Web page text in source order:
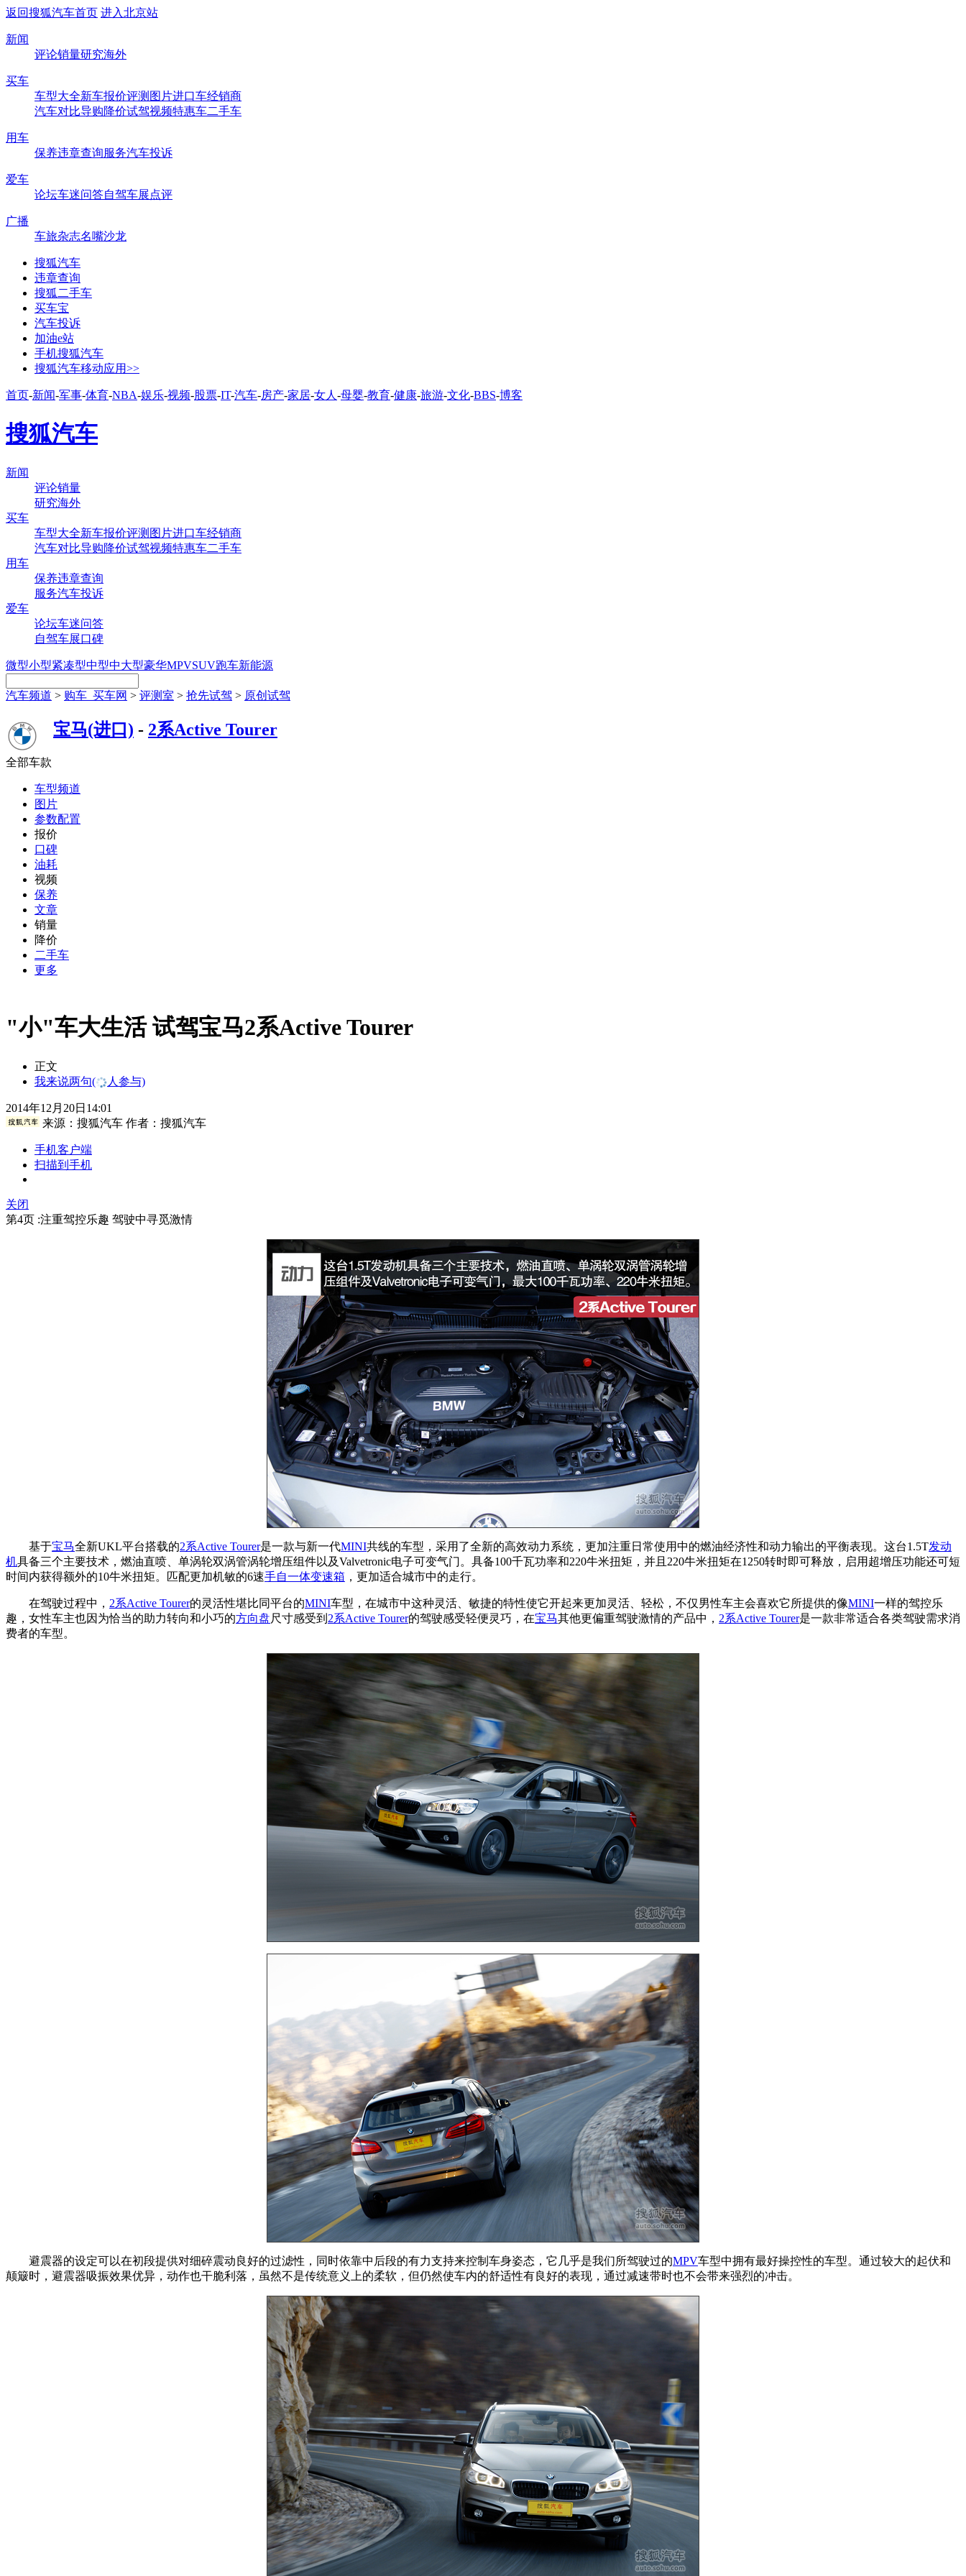
返回搜狐汽车首页 进入北京站
新闻
评论销量研究海外
买车
车型大全新车报价评测 图片进口车经销商
汽车对比导购降价试驾视频特惠车二手车
用车
保养违章查询服务汽车投诉
爱车
论坛车迷问答自驾车展点评
广播
车旅杂志名嘴沙龙
搜狐汽车
违章查询
搜狐二手车
买车宝
汽车投诉
加油e站
手机搜狐汽车
搜狐汽车移动应用>>
首页-新闻-军事-体育-NBA-娱乐-视频-股票-IT-汽车-房产-家居-女人 -母婴-教育-健康-旅游-文化-BBS-博客
搜狐汽车
新闻
评论销量
研究海外
买车
车型大全新车报价评测 图片进口车经销商
汽车对比导购降价试驾视频特惠车二手车
用车
保养违章查询
服务汽车投诉
爱车
论坛车迷问答
自驾车展口碑
微型小型紧凑型中型中大型豪华MPVSUV跑车新能源
汽车频道 > 购车_买车网 > 评测室 > 抢先试驾 > 原创试驾
宝马(进口) - 2系Active Tourer
全部车款
车型频道
图片
参数配置
报价
口碑
油耗
视频
保养
文章
销量
降价
二手车
更多
"小"车大生活 试驾宝马2系Active Tourer
正文
我来说两句( 人参与)
2014年12月20日14:01
来源： 搜狐汽车作者：搜狐汽车
手机客户端
扫描到手机
关闭
第4页 :注重驾控乐趣 驾驶中寻觅激情
基于宝马全新UKL平台搭载的2系Active Tourer是一款与新一代MINI共线的车型，采用了全新的高效动力系统，更加注重日常使用中的燃油经济性和动力输出的平衡表现。这台1.5T发动
机具备三个主要技术，燃油直喷、单涡轮双涡管涡轮增压组件以及Valvetronic电子可变气门。具备100千瓦功率和220牛米扭矩，并且220牛米扭矩在1250转时即可释放，启用超增压功能还可短
时间内获得额外的10牛米扭矩。匹配更加机敏的6速手自一体变速箱 ，更加适合城市中的走行。
在驾驶过程中， 2系Active Tourer的灵活性堪比同平台的MINI车型，在城市中这种灵活、敏捷的特性使它开起来更加灵活、轻松，不仅男性车主会喜欢它所提供的像MINI一样的驾控乐
趣，女性车主也因为恰当的助力转向和小巧的方向盘尺寸感受到 2系Active Tourer的驾驶感受轻便灵巧，在宝马其他更偏重驾驶激情的产品中， 2系Active Tourer是一款非常适合各类驾驶需求消
费者的车型。
避震器的设定可以在初段提供对细碎震动良好的过滤性，同时依靠中后段的有力支持来控制车身姿态，它几乎是我们所驾驶过的MPV车型中拥有最好操控性的车型。通过较大的起伏和
颠簸时，避震器吸振效果优异，动作也干脆利落，虽然不是传统意义上的柔软，但仍然使车内的舒适性有良好的表现，通过减速带时也不会带来强烈的冲击。